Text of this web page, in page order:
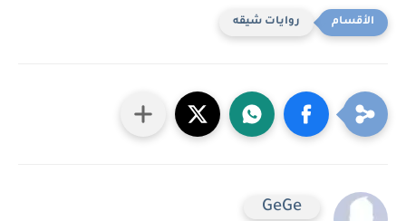
روايات شيقه
GeGe